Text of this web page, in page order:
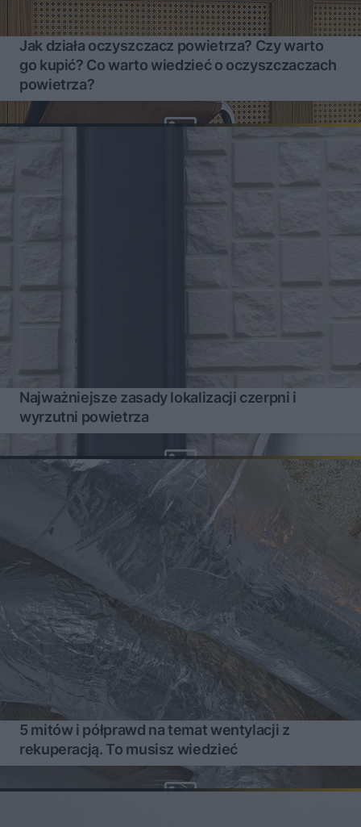
Jak działa oczyszczacz powietrza? Czy warto
go kupić? Co warto wiedzieć o oczyszczaczach
powietrza?
Najważniejsze zasady lokalizacji czerpni i
wyrzutni powietrza
5 mitów i półprawd na temat wentylacji z
rekuperacją. To musisz wiedzieć